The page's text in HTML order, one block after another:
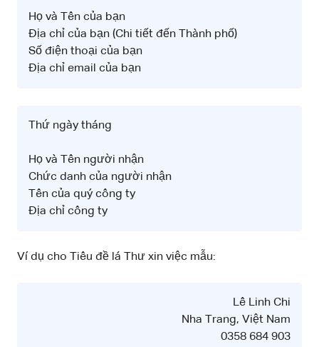
Họ và Tên của bạn
Địa chỉ của bạn (Chi tiết đến Thành phố)
Số điện thoại của bạn
Địa chỉ email của bạn
Thứ ngày tháng
Họ và Tên người nhận
Chức danh của người nhận
Tên của quý công ty
Địa chỉ công ty
Ví dụ cho Tiêu đề lá Thư xin việc mẫu:
Lê Linh Chi
Nha Trang, Việt Nam
0358 684 903